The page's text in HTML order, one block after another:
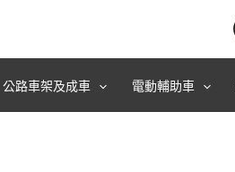
公路車架及成車 電動輔助車